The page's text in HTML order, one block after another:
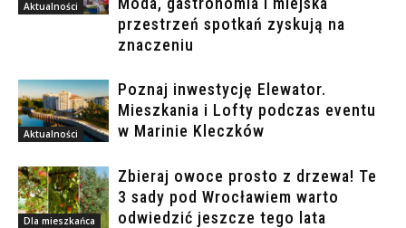
Aktualności
przestrzeń spotkań zyskują na
znaczeniu
Aktualności
Poznaj inwestycję Elewator.
Mieszkania i Lofty podczas eventu
w Marinie Kleczków
Dla mieszkańca
Zbieraj owoce prosto z drzewa! Te
3 sady pod Wrocławiem warto
odwiedzić jeszcze tego lata